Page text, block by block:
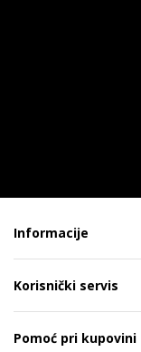
Informacije
Korisnički servis
Pomoć pri kupovini